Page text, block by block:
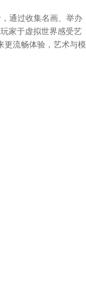
通过收集名画、举办
家于虚拟世界感受艺
更流畅体验，艺术与模